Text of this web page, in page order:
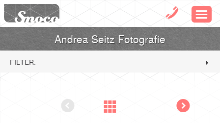
Andrea Seitz Fotografie
FILTER: